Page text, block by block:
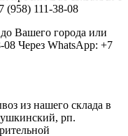
(958) 111-38-08
Вашего города или
08 Через WhatsApp: +7
из нашего склада в
рп.